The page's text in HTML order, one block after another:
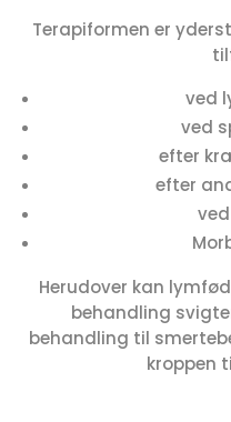
Terapiformen er
ved
ved
efter
efter
Herudover kan
behandling
behandling til
kroppen